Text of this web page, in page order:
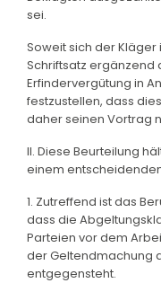
sei.
Soweit sich der
Schriftsatz ergänzend
Erfindervergütung in
festzustellen, dass
daher seinen Vortrag
II. Diese Beurteilung
einem
1. Zutreffend ist das
dass die
Parteien vor dem
der Geltendmachung
entgegensteht.